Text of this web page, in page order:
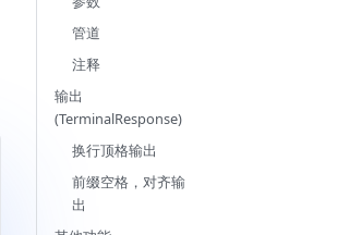
管道
注释
输出
(TerminalResponse)
换行顶格输出
前缀空格，对齐输
出